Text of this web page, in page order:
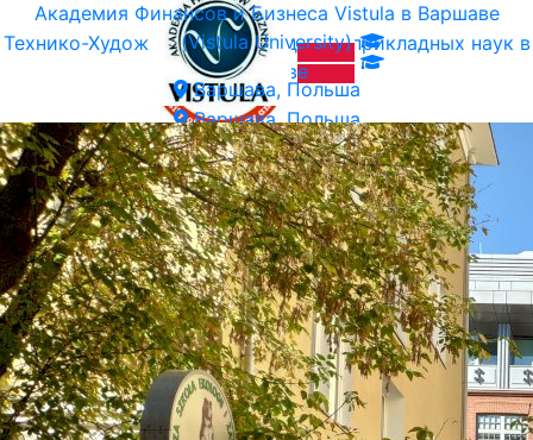
Технико-Художественная Академия прикладных наук в
Варшаве
Варшава, Польша
Академия Финансов и Бизнеса Vistula в Варшаве
(Vistula University)
Варшава, Польша